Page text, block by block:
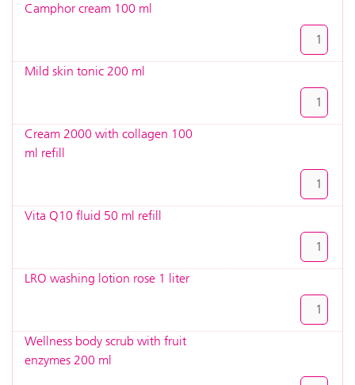
Camphor cream 100 ml
Mild skin tonic 200 ml
Cream 2000 with collagen 100
ml refill
Vita Q10 fluid 50 ml refill
LRO washing lotion rose 1 liter
Wellness body scrub with fruit
enzymes 200 ml